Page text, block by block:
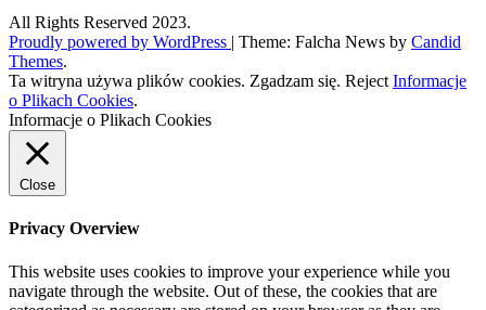
All Rights Reserved 2023.
Proudly powered by WordPress | Theme: Falcha News by Candid
Themes.
Ta witryna używa plików cookies. Zgadzam się. Reject Informacje
o Plikach Cookies.
Informacje o Plikach Cookies
Close
Privacy Overview
This website uses cookies to improve your experience while you
navigate through the website. Out of these, the cookies that are